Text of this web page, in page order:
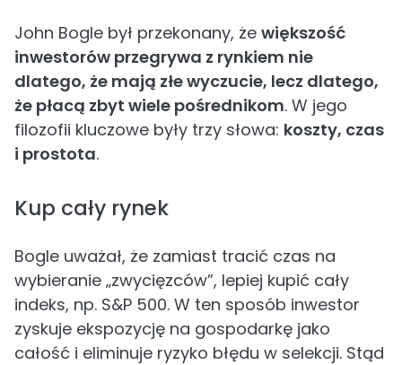
John Bogle był przekonany, że większość
inwestorów przegrywa z rynkiem nie
dlatego, że mają złe wyczucie, lecz dlatego,
że płacą zbyt wiele pośrednikom. W jego
filozofii kluczowe były trzy słowa: koszty, czas
i prostota.
Kup cały rynek
Bogle uważał, że zamiast tracić czas na
wybieranie „zwycięzców”, lepiej kupić cały
indeks, np. S&P 500. W ten sposób inwestor
zyskuje ekspozycję na gospodarkę jako
całość i eliminuje ryzyko błędu w selekcji. Stąd